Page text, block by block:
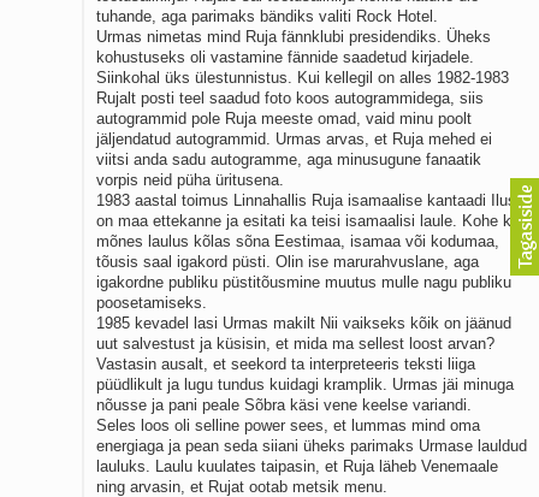
tuhande, aga parimaks bändiks valiti Rock Hotel.
Urmas nimetas mind Ruja fännklubi presidendiks. Üheks
kohustuseks oli vastamine fännide saadetud kirjadele.
Siinkohal üks ülestunnistus. Kui kellegil on alles 1982-1983
Rujalt posti teel saadud foto koos autogrammidega, siis
autogrammid pole Ruja meeste omad, vaid minu poolt
jäljendatud autogrammid. Urmas arvas, et Ruja mehed ei
viitsi anda sadu autogramme, aga minusugune fanaatik
vorpis neid püha üritusena.
1983 aastal toimus Linnahallis Ruja isamaalise kantaadi Ilus
on maa ettekanne ja esitati ka teisi isamaalisi laule. Kohe kui
mõnes laulus kõlas sõna Eestimaa, isamaa või kodumaa,
tõusis saal igakord püsti. Olin ise marurahvuslane, aga
igakordne publiku püstitõusmine muutus mulle nagu publiku
poosetamiseks.
1985 kevadel lasi Urmas makilt Nii vaikseks kõik on jäänud
uut salvestust ja küsisin, et mida ma sellest loost arvan?
Vastasin ausalt, et seekord ta interpreteeris teksti liiga
püüdlikult ja lugu tundus kuidagi kramplik. Urmas jäi minuga
nõusse ja pani peale Sõbra käsi vene keelse variandi.
Seles loos oli selline power sees, et lummas mind oma
energiaga ja pean seda siiani üheks parimaks Urmase lauldud
lauluks. Laulu kuulates taipasin, et Ruja läheb Venemaale
ning arvasin, et Rujat ootab metsik menu.